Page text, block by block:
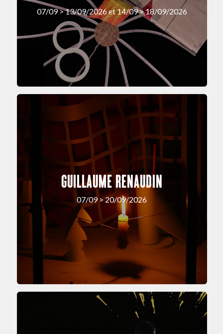
07/09 > 13/09/2026 et 14/09 > 18/09/2026
GUILLAUME RENAUDIN
07/09 > 20/09/2026